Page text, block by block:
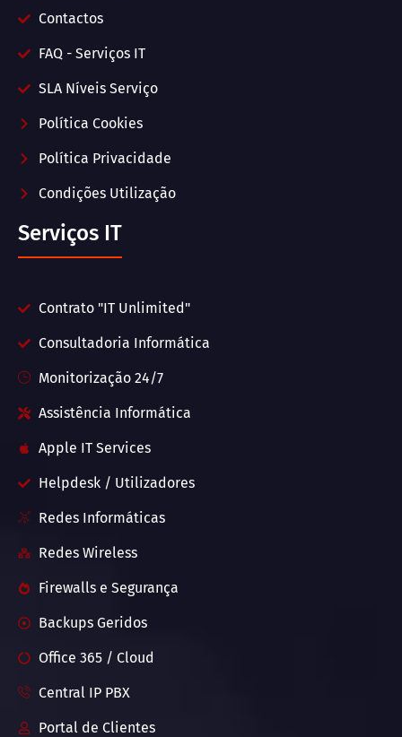
Contactos
FAQ - Serviços IT
SLA Níveis Serviço
Política Cookies
Política Privacidade
Condições Utilização
Serviços IT
Contrato "IT Unlimited"
Consultadoria Informática
Monitorização 24/7
Assistência Informática
Apple IT Services
Helpdesk / Utilizadores
Redes Informáticas
Redes Wireless
Firewalls e Segurança
Backups Geridos
Office 365 / Cloud
Central IP PBX
Portal de Clientes